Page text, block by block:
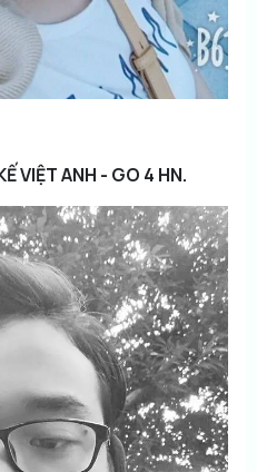
VIỆT ANH - GO 4 HN.